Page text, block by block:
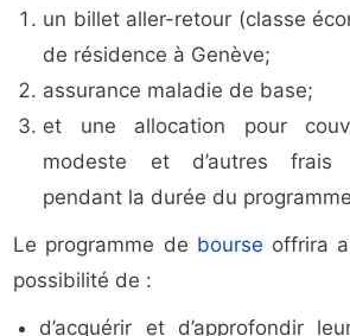
un billet aller-retour (classe
de résidence à Genève;
assurance maladie de base;
et une allocation pour
modeste et d’autres frais
pendant la durée du
Le programme de bourse offrira
possibilité de :
d’acquérir et d’approfondir